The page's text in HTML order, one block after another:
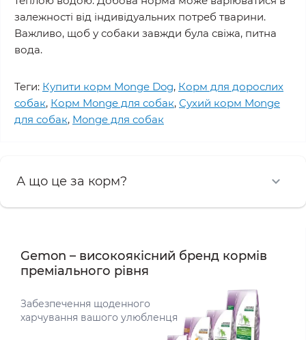
залежності від індивідуальних потреб тварини.
Важливо, щоб у собаки завжди була свіжа, питна
вода.
Теги: Купити корм Monge Dog, Корм для дорослих
собак, Корм Monge для собак, Сухий корм Monge
для собак, Monge для собак
А що це за корм?
Gemon – високоякісний бренд кормів
преміального рівня
Забезпечення щоденного
харчування вашого улюбленця